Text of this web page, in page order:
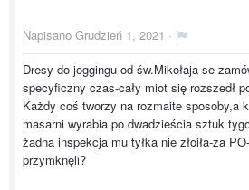
Napisano Grudzień 1, 2021 ·
Dresy do joggingu od św.Mikołaja se
specyficzny czas-cały miot się rozszedł
Każdy coś tworzy na rozmaite sposoby,a
masarni wyrabia po dwadzieścia sztuk
żadna inspekcja mu tyłka nie złoiła-za
przymknęli?